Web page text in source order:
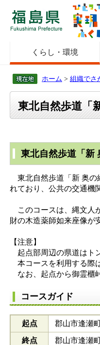
福島県
くらし・環境
ホーム > 組織でさ
東北自然歩道「
東北自然歩道「新
東北自然歩道「新 奥の
れており、公共の交通機
このコースは、縄文人
財の木造薬師如来座像が
【注意】
起点部周辺の県道はト
本コースを利用する際
なお、起点から御霊櫃
コースガイド
起点 郡山市逢瀬
終点 郡山市逢瀬